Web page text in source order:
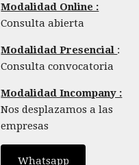
Modalidad Online :
Consulta abierta
Modalidad Presencial :
Consulta convocatoria
Modalidad Incompany :
Nos desplazamos a las
empresas
Whatsapp